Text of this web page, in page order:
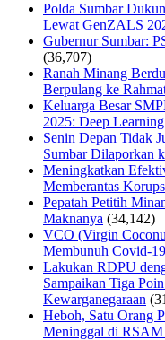
Polda Sumbar
Lewat GenZALS
Gubernur Sumbar:
(36,707)
Ranah Minang
Berpulang ke
Keluarga Besar
2025: Deep
Senin Depan Tidak
Sumbar Dilaporkan
Meningkatkan
Memberantas
Pepatah Petitih
Maknanya (34,142)
VCO (Virgin
Membunuh Covid-19
Lakukan RDPU
Sampaikan Tiga
Kewarganegaraan
Heboh, Satu Orang
Meninggal di